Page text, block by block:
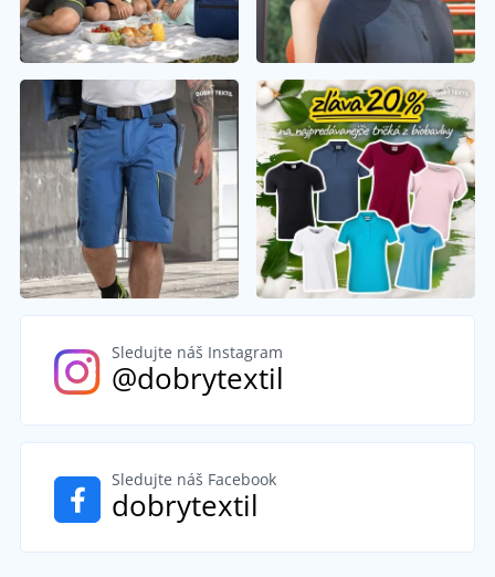
Sledujte náš Instagram
@dobrytextil
Sledujte náš Facebook
dobrytextil